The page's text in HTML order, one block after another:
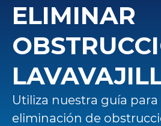
ELIMINAR
Utiliza nuestra guía
eliminación de